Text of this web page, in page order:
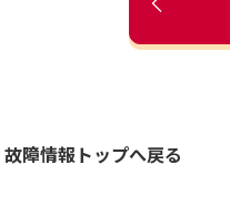
障情報トップへ戻る